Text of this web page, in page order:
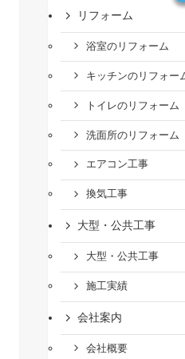
リフォーム
浴室のリフォーム
キッチンのリフォー
トイレのリフォーム
洗面所のリフォーム
エアコン工事
換気工事
大型・公共工事
大型・公共工事
施工実績
会社案内
会社概要